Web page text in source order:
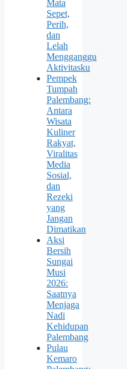
Mata
Sepet,
Perih,
dan
Lelah
Mengganggu
Aktivitasku
Pempek
Tumpah
Palembang:
Antara
Wisata
Kuliner
Rakyat,
Viralitas
Media
Sosial,
dan
Rezeki
yang
Jangan
Dimatikan
Aksi
Bersih
Sungai
Musi
2026:
Saatnya
Menjaga
Nadi
Kehidupan
Palembang
Pulau
Kemaro